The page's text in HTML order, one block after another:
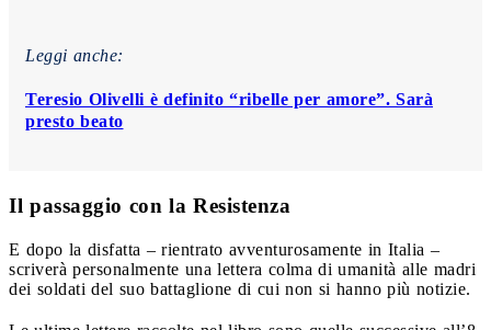
Leggi anche:
Teresio Olivelli è definito “ribelle per amore”. Sarà
presto beato
Il passaggio con la Resistenza
E dopo la disfatta – rientrato avventurosamente in Italia –
scriverà personalmente una lettera colma di umanità alle madri
dei soldati del suo battaglione di cui non si hanno più notizie.